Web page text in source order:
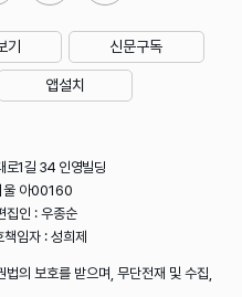
기 신문구독
앱설치
로1길 34 인영빌딩
울 아00160
집인 : 우종순
임자 : 성희제
의 보호를 받으며, 무단전재 및 수집,